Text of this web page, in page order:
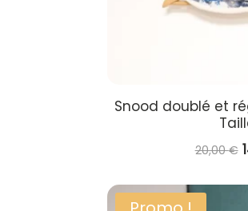
Snood doublé et
20,00€